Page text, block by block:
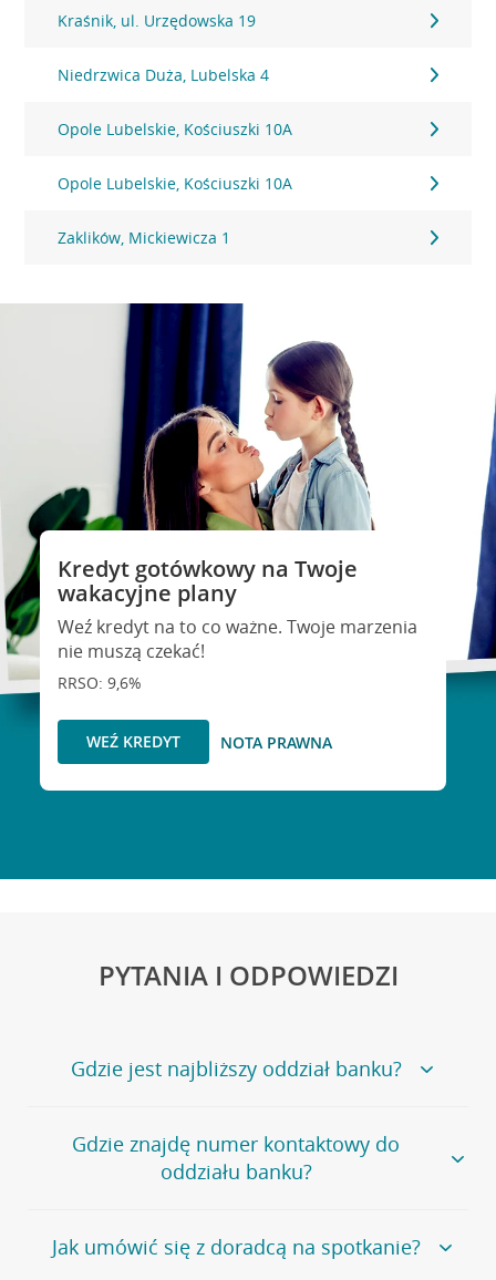
Kraśnik, ul. Urzędowska 19
Niedrzwica Duża, Lubelska 4
Opole Lubelskie, Kościuszki 10A
Opole Lubelskie, Kościuszki 10A
Zaklików, Mickiewicza 1
Kredyt gotówkowy na Twoje
wakacyjne plany
Weź kredyt na to co ważne. Twoje marzenia
nie muszą czekać!
RRSO: 9,6%
WEŹ KREDYT NOTA PRAWNA
PYTANIA I ODPOWIEDZI
Gdzie jest najbliższy oddział banku?
Jeśli szukasz oddziału naszego banku, zapraszamy na
stronęPlacówki i bankomaty, na której znajduje się
wygodna wyszukiwarka.
oddziałów
Gdzie znajdę numer kontaktowy do
oddziału banku?
Bank Credit Agricole nie udostępnia ogólnego numeru
telefonu do placówki bankowej.
Jak umówić się z doradcą na spotkanie?